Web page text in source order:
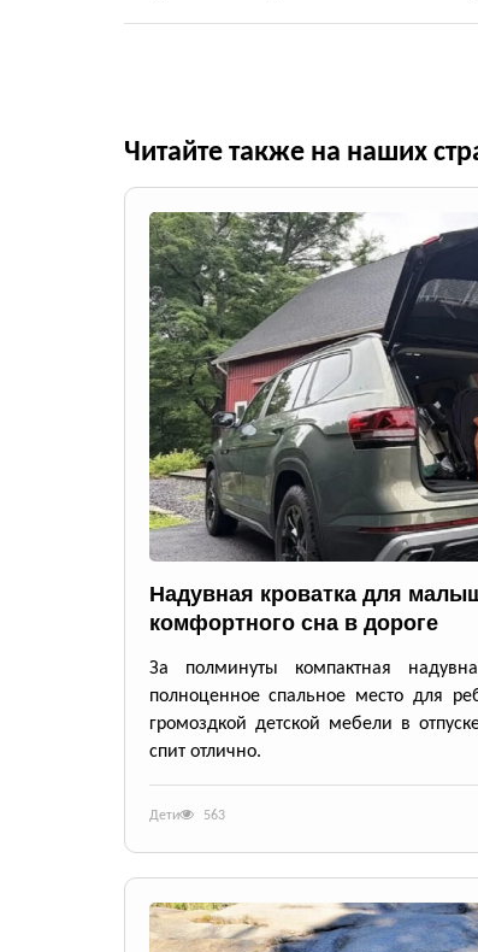
Читайте также на наших
Надувная кроватка для
комфортного сна в дороге
За полминуты компактная
полноценное спальное место для
громоздкой детской мебели в
спит отлично.
Дети 563